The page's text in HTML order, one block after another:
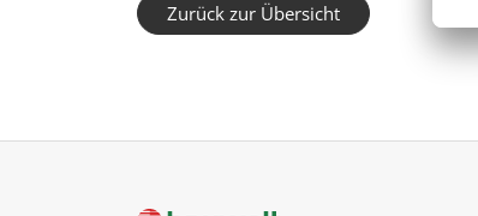
Zurück zur Übersicht